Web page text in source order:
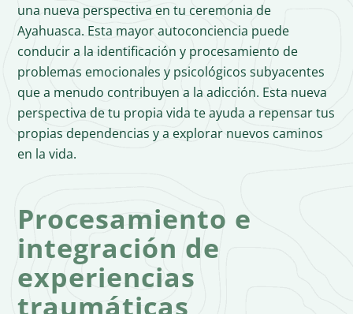
una nueva perspectiva en tu ceremonia de
Ayahuasca. Esta mayor autoconciencia puede
conducir a la identificación y procesamiento de
problemas emocionales y psicológicos subyacentes
que a menudo contribuyen a la adicción. Esta nueva
perspectiva de tu propia vida te ayuda a repensar tus
propias dependencias y a explorar nuevos caminos
en la vida.
Procesamiento e
integración de
experiencias
traumáticas